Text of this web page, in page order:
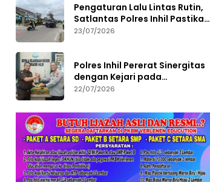
Pengaturan Lalu Lintas Rutin,
Satlantas Polres Inhil Pastikan
Arus Tetap Lancar
23/07/2026
Polres Inhil Pererat Sinergitas
dengan Kejari pada
Peringatan Hari Bakti
22/07/2026